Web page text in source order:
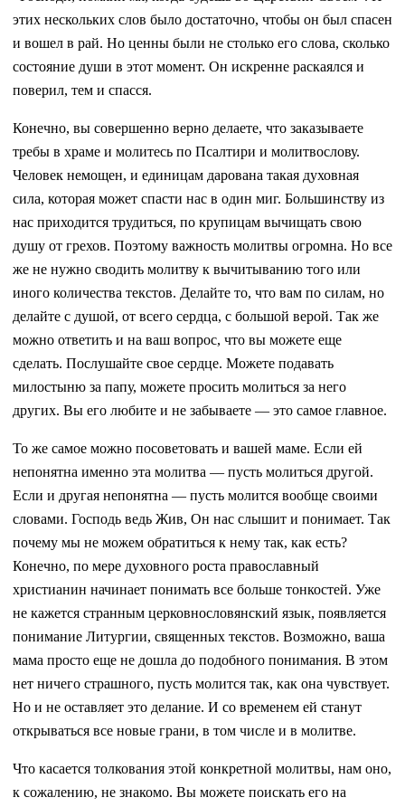
этих нескольких слов было достаточно, чтобы он был спасен
и вошел в рай. Но ценны были не столько его слова, сколько
состояние души в этот момент. Он искренне раскаялся и
поверил, тем и спасся.
Конечно, вы совершенно верно делаете, что заказываете
требы в храме и молитесь по Псалтири и молитвослову.
Человек немощен, и единицам дарована такая духовная
сила, которая может спасти нас в один миг. Большинству из
нас приходится трудиться, по крупицам вычищать свою
душу от грехов. Поэтому важность молитвы огромна. Но все
же не нужно сводить молитву к вычитыванию того или
иного количества текстов. Делайте то, что вам по силам, но
делайте с душой, от всего сердца, с большой верой. Так же
можно ответить и на ваш вопрос, что вы можете еще
сделать. Послушайте свое сердце. Можете подавать
милостыню за папу, можете просить молиться за него
других. Вы его любите и не забываете — это самое главное.
То же самое можно посоветовать и вашей маме. Если ей
непонятна именно эта молитва — пусть молиться другой.
Если и другая непонятна — пусть молится вообще своими
словами. Господь ведь Жив, Он нас слышит и понимает. Так
почему мы не можем обратиться к нему так, как есть?
Конечно, по мере духовного роста православный
христианин начинает понимать все больше тонкостей. Уже
не кажется странным церковнословянский язык, появляется
понимание Литургии, священных текстов. Возможно, ваша
мама просто еще не дошла до подобного понимания. В этом
нет ничего страшного, пусть молится так, как она чувствует.
Но и не оставляет это делание. И со временем ей станут
открываться все новые грани, в том числе и в молитве.
Что касается толкования этой конкретной молитвы, нам оно,
к сожалению, не знакомо. Вы можете поискать его на